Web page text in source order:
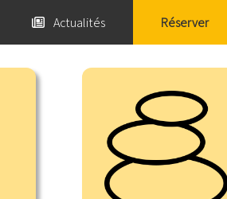
Actualités Réserver